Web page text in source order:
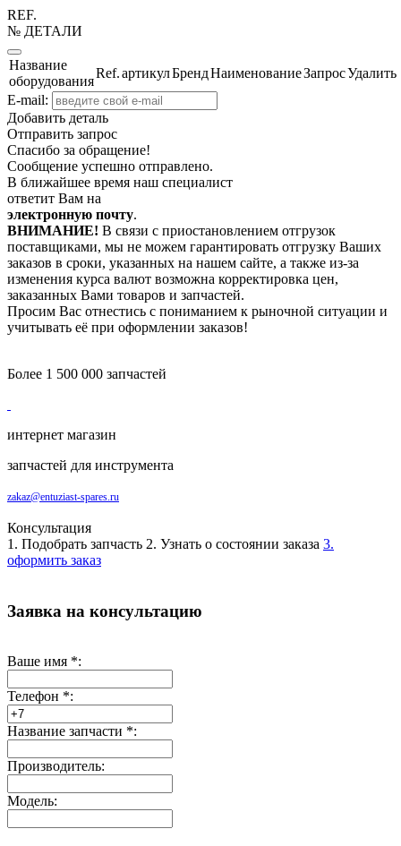
REF.
№ ДЕТАЛИ
Название
оборудования
Ref.артикулБрендНаименованиеЗапросУдалить
E-mail:
Добавить деталь
Отправить запрос
Спасибо за обращение!
Сообщение успешно отправлено.
В ближайшее время наш специалист
ответит Вам на
электронную почту.
ВНИМАНИЕ! В связи с приостановлением отгрузок
поставщиками, мы не можем гарантировать отгрузку Ваших
заказов в сроки, указанных на нашем сайте, а также из-за
изменения курса валют возможна корректировка цен,
заказанных Вами товаров и запчастей.
Просим Вас отнестись с пониманием к рыночной ситуации и
учитывать её при оформлении заказов!
Более 1 500 000 запчастей
интернет магазин
запчастей для инструмента
zakaz@entuziast-spares.ru
Консультация
1. Подобрать запчасть 2. Узнать о состоянии заказа 3.
оформить заказ
Заявка на консультацию
Ваше имя *:
Телефон *:
Название запчасти *:
Производитель:
Модель: